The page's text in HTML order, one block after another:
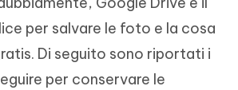
per salvare le foto e la cosa
Di seguito sono riportati i
per conservare le